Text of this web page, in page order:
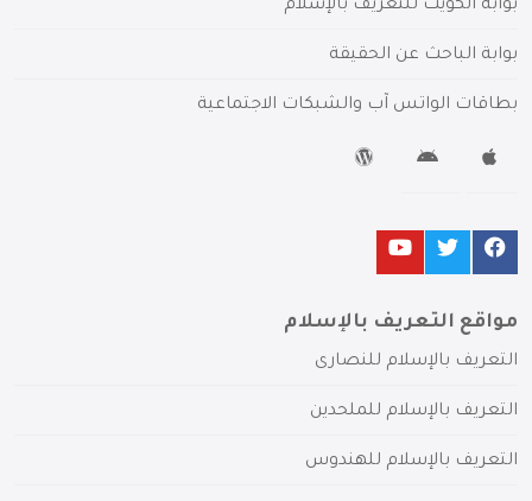
بوابة الكويت للتعريف بالإسلام
بوابة الباحث عن الحقيقة
بطاقات الواتس آب والشبكات الاجتماعية
مواقع التعريف بالإسلام
التعريف بالإسلام للنصارى
التعريف بالإسلام للملحدين
التعريف بالإسلام للهندوس